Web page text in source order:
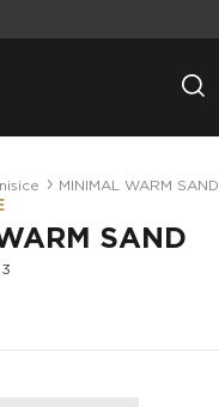
MINIMAL WARM SAND
SAND